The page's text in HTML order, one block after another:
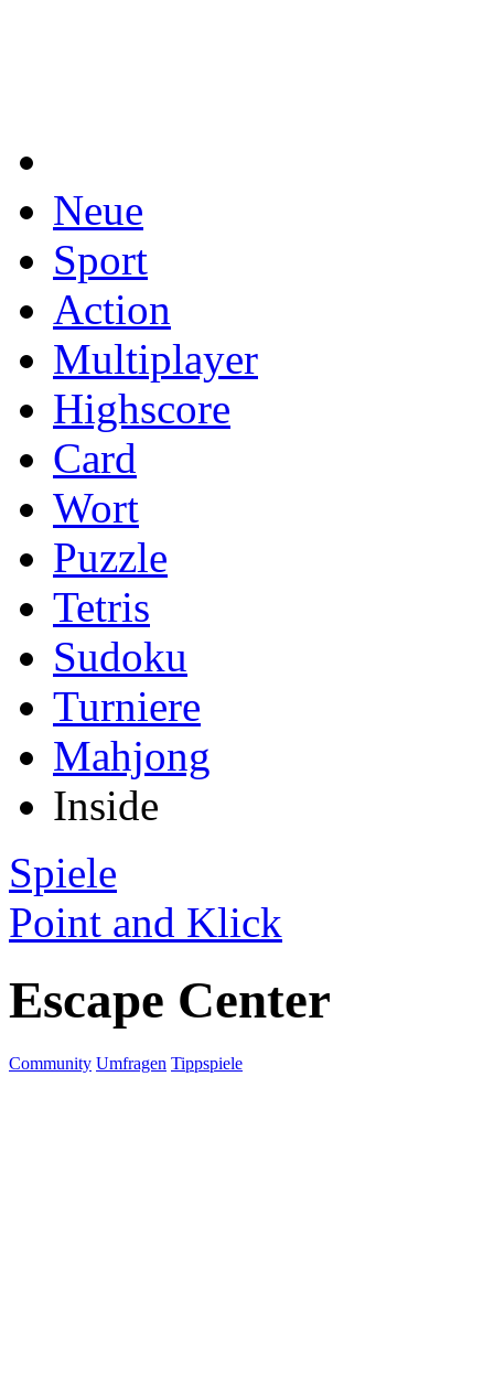
Neue
Sport
Action
Multiplayer
Highscore
Card
Wort
Puzzle
Tetris
Sudoku
Turniere
Mahjong
Inside
Spiele
Point and Klick
Escape Center
Community Umfragen Tippspiele